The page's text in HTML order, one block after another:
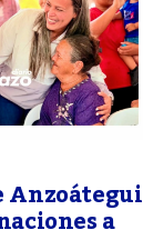
Anzoátegui